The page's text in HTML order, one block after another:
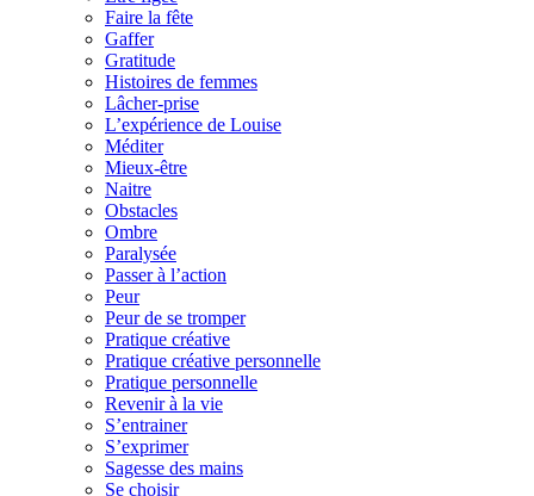
Faire la fête
Gaffer
Gratitude
Histoires de femmes
Lâcher-prise
L’expérience de Louise
Méditer
Mieux-être
Naitre
Obstacles
Ombre
Paralysée
Passer à l’action
Peur
Peur de se tromper
Pratique créative
Pratique créative personnelle
Pratique personnelle
Revenir à la vie
S’entrainer
S’exprimer
Sagesse des mains
Se choisir